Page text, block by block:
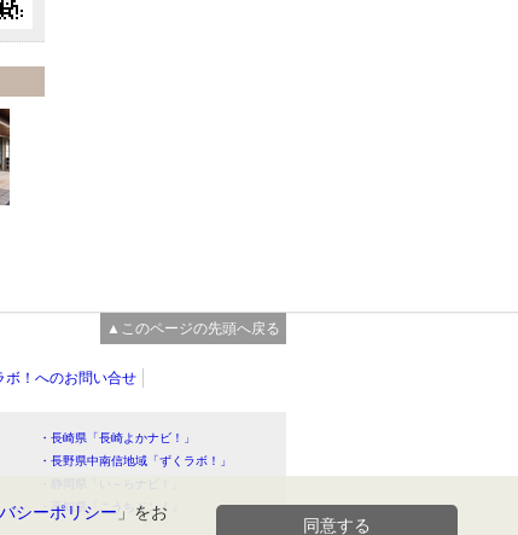
▲このページの先頭へ戻る
ボ！へのお問い合せ
・長崎県「長崎よかナビ！」
・長野県中南信地域「ずくラボ！」
・高知県「こうちドン！」
シーポリシー 」をお
同意する